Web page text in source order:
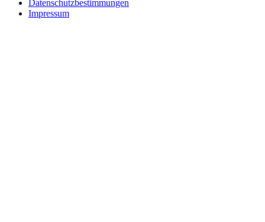
Datenschutzbestimmungen
Impressum